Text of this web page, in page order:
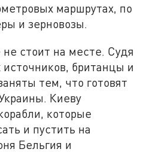
маршрутах, по
и зерновозы.
стоит на месте. Судя
британцы и
тем, что готовят
Киеву
которые
и пустить на
Бельгия и